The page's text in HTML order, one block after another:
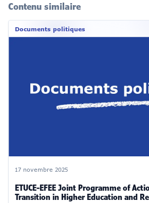
Contenu similaire
Documents politiques
17 novembre 2025
ETUCE-EFEE Joint Programme of
Transition in Higher Education and